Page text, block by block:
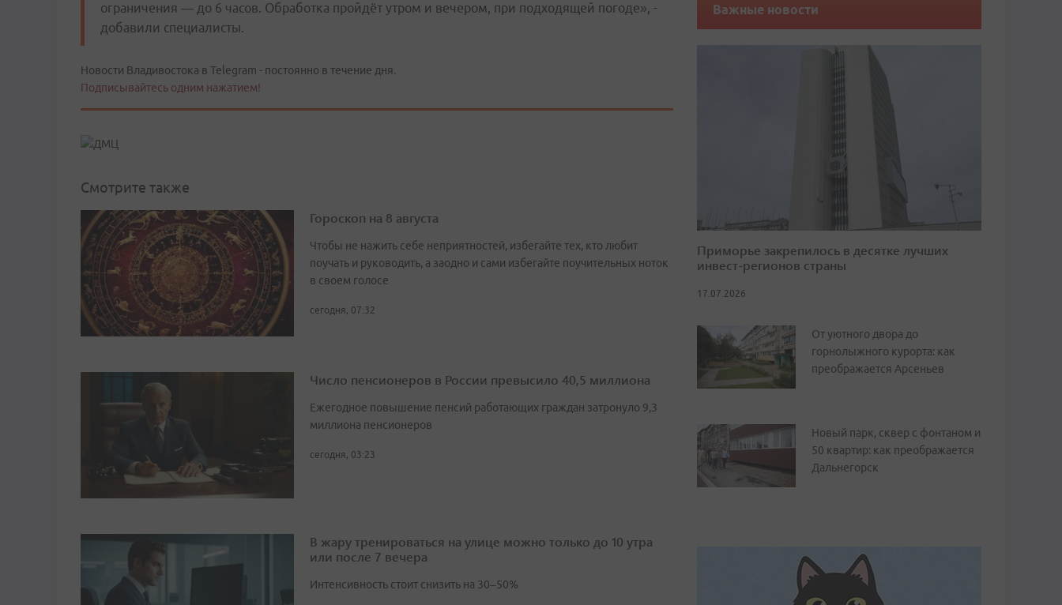
ограничения — до 6 часов. Обработка пройдёт утром и вечером, при подходящей погоде», -
добавили специалисты.
Новости Владивостока в Telegram - постоянно в течение дня.
Подписывайтесь одним нажатием!
Смотрите также
Гороскоп на 8 августа
Чтобы не нажить себе неприятностей, избегайте тех, кто любит
поучать и руководить, а заодно и сами избегайте поучительных ноток
в своем голосе
сегодня, 07:32
Число пенсионеров в России превысило 40,5 миллиона
Ежегодное повышение пенсий работающих граждан затронуло 9,3
миллиона пенсионеров
сегодня, 03:23
В жару тренироваться на улице можно только до 10 утра
или после 7 вечера
Интенсивность стоит снизить на 30–50%
Важные новости
Приморье закрепилось в десятке лучших
инвест-регионов страны
17.07.2026
От уютного двора до
горнолыжного курорта: как
преображается Арсеньев
Новый парк, сквер с фонтаном и
50 квартир: как преображается
Дальнегорск